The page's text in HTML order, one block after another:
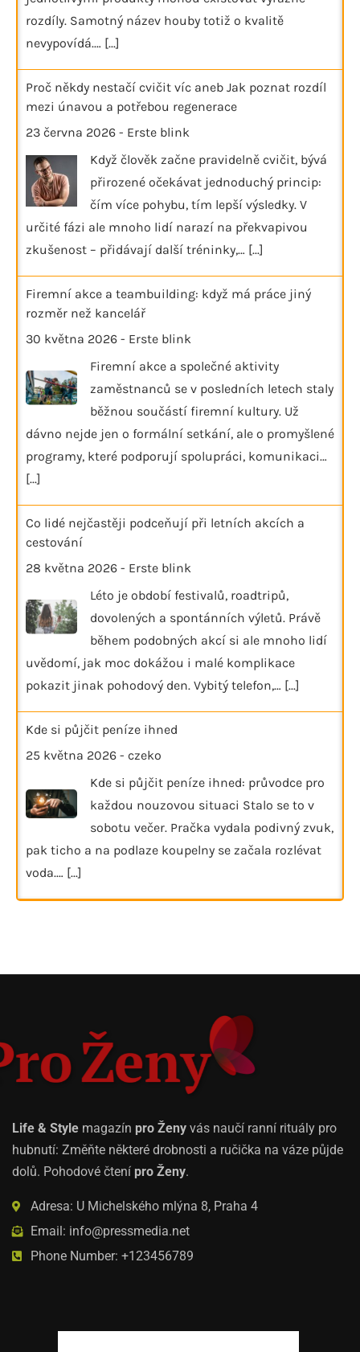
rozdíly. Samotný název houby totiž o kvalitě
nevypovídá.… [...]
Proč někdy nestačí cvičit víc aneb Jak poznat rozdíl
mezi únavou a potřebou regenerace
23 června 2026 - Erste blink
Když člověk začne pravidelně cvičit, bývá
přirozené očekávat jednoduchý princip:
čím více pohybu, tím lepší výsledky. V
určité fázi ale mnoho lidí narazí na překvapivou
zkušenost – přidávají další tréninky,… [...]
Firemní akce a teambuilding: když má práce jiný
rozměr než kancelář
30 května 2026 - Erste blink
Firemní akce a společné aktivity
zaměstnanců se v posledních letech staly
běžnou součástí firemní kultury. Už
dávno nejde jen o formální setkání, ale o promyšlené
programy, které podporují spolupráci, komunikaci…
[...]
Co lidé nejčastěji podceňují při letních akcích a
cestování
28 května 2026 - Erste blink
Léto je období festivalů, roadtripů,
dovolených a spontánních výletů. Právě
během podobných akcí si ale mnoho lidí
uvědomí, jak moc dokážou i malé komplikace
pokazit jinak pohodový den. Vybitý telefon,… [...]
Kde si půjčit peníze ihned
25 května 2026 - czeko
Kde si půjčit peníze ihned: průvodce pro
každou nouzovou situaci Stalo se to v
sobotu večer. Pračka vydala podivný zvuk,
pak ticho a na podlaze koupelny se začala rozlévat
voda.… [...]
Life & Style magazín pro Ženy vás naučí ranní rituály pro
hubnutí: Změňte některé drobnosti a ručička na váze půjde
dolů. Pohodové čtení pro Ženy.
Adresa: U Michelského mlýna 8, Praha 4
Email: info@pressmedia.net
Phone Number: +123456789